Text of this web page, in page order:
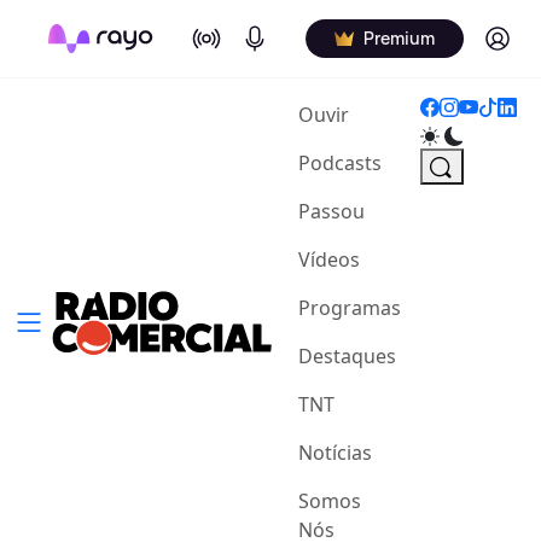
On Air Podcasts Premium Log in
Ouvir(current)
Podcasts
Passou
Vídeos
Programas
Destaques
TNT
Notícias
Somos
Nós